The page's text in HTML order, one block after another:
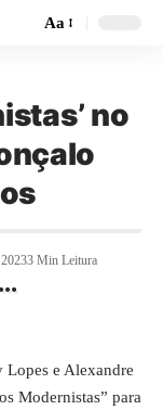
Aa
no
3 Min Leitura
Lopes e Alexandre
Modernistas” para